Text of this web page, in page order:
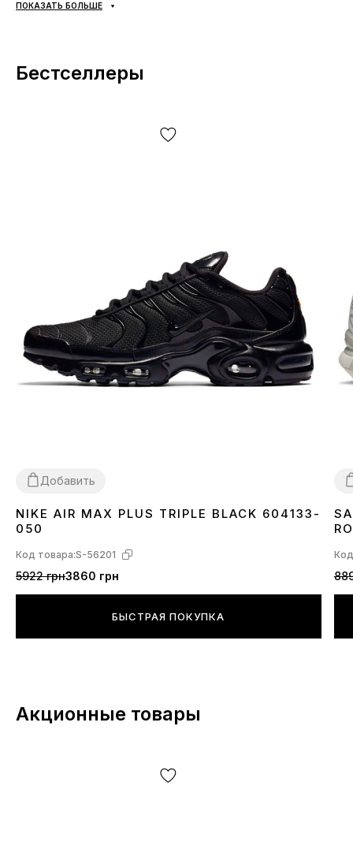
подобрать аксессуар, который идеально подчеркнет
разработаны с учетом потребностей современных
людей. Они имеют удобные отделения, карманы и
Рюкзаки и сумки Nike выдерживают
какие-либо нагрузки, поэтому вы можете быть
уверены, что они не подведут вас.
Универсальность:Рюкзаки и сумки Nike подходят как
для повседневной носки, так и для занятий спортом,
путешествий и других активностей.
ПОКАЗАТЬ БОЛЬШЕ
Бестселлеры
Добавить
3637 38 39 404142 434445
NIKE AIR MAX PLUS TRIPLE BLACK 604133-
050
Код товара:S-56201
5922 грн3860 грн
БЫСТРАЯ ПОКУПКА
Акционные товары